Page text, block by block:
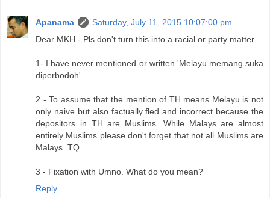
Apanama
Saturday, July 11, 2015 10:07:00 pm
Dear MKH - Pls don't turn this into a racial or party matter.
1- I have never mentioned or written 'Melayu memang suka
diperbodoh'.
2 - To assume that the mention of TH means Melayu is not
only naive but also factually fled and incorrect because the
depositors in TH are Muslims. While Malays are almost
entirely Muslims please don't forget that not all Muslims are
Malays. TQ
3 - Fixation with Umno. What do you mean?
Reply